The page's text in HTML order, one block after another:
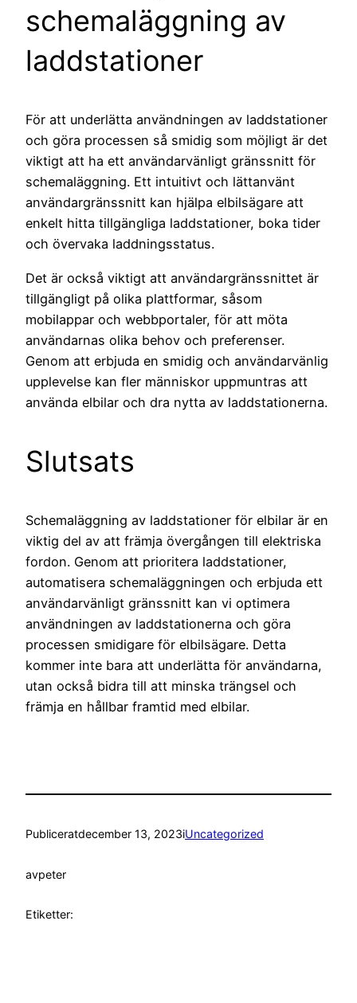
schemaläggning av
laddstationer
För att underlätta användningen av laddstationer
och göra processen så smidig som möjligt är det
viktigt att ha ett användarvänligt gränssnitt för
schemaläggning. Ett intuitivt och lättanvänt
användargränssnitt kan hjälpa elbilsägare att
enkelt hitta tillgängliga laddstationer, boka tider
och övervaka laddningsstatus.
Det är också viktigt att användargränssnittet är
tillgängligt på olika plattformar, såsom
mobilappar och webbportaler, för att möta
användarnas olika behov och preferenser.
Genom att erbjuda en smidig och användarvänlig
upplevelse kan fler människor uppmuntras att
använda elbilar och dra nytta av laddstationerna.
Slutsats
Schemaläggning av laddstationer för elbilar är en
viktig del av att främja övergången till elektriska
fordon. Genom att prioritera laddstationer,
automatisera schemaläggningen och erbjuda ett
användarvänligt gränssnitt kan vi optimera
användningen av laddstationerna och göra
processen smidigare för elbilsägare. Detta
kommer inte bara att underlätta för användarna,
utan också bidra till att minska trängsel och
främja en hållbar framtid med elbilar.
Publiceratdecember 13, 2023iUncategorized
avpeter
Etiketter: